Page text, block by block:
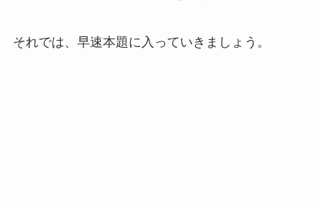
それでは、早速本題に入っていきましょう。